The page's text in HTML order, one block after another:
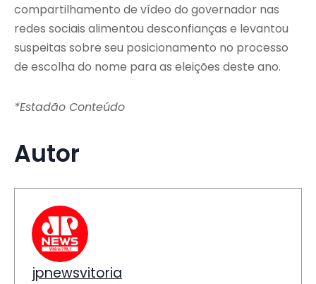
compartilhamento de vídeo do governador nas
redes sociais alimentou desconfianças e levantou
suspeitas sobre seu posicionamento no processo
de escolha do nome para as eleições deste ano.
*Estadão Conteúdo
Autor
jpnewsvitoria